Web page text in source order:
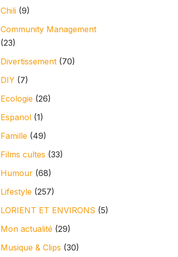
Chili (9)
Community Management
(23)
Divertissement (70)
DIY (7)
Ecologie (26)
Espanol (1)
Famille (49)
Films cultes (33)
Humour (68)
Lifestyle (257)
LORIENT ET ENVIRONS (5)
Mon actualité (29)
Musique & Clips (30)